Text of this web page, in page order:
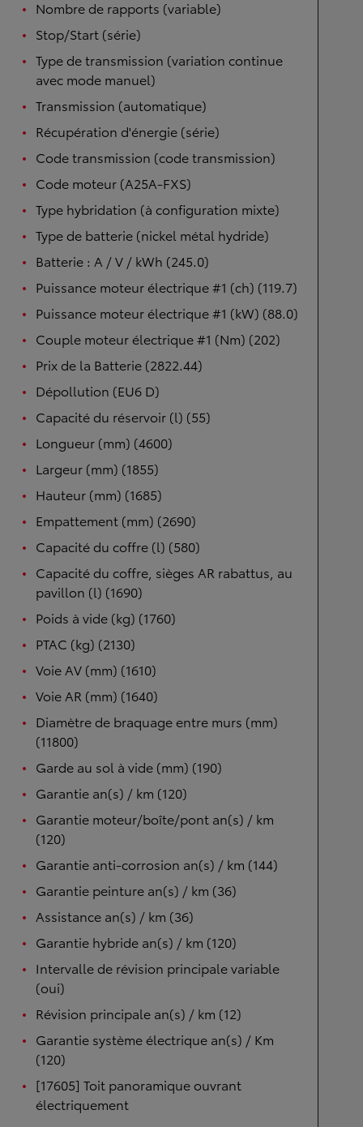
Nombre de rapports (variable)
Stop/Start (série)
Type de transmission (variation continue
avec mode manuel)
Transmission (automatique)
Récupération d'énergie (série)
Code transmission (code transmission)
Code moteur (A25A-FXS)
Type hybridation (à configuration mixte)
Type de batterie (nickel métal hydride)
Batterie : A / V / kWh (245.0)
Puissance moteur électrique #1 (ch) (119.7)
Puissance moteur électrique #1 (kW) (88.0)
Couple moteur électrique #1 (Nm) (202)
Prix de la Batterie (2822.44)
Dépollution (EU6 D)
Capacité du réservoir (l) (55)
Longueur (mm) (4600)
Largeur (mm) (1855)
Hauteur (mm) (1685)
Empattement (mm) (2690)
Capacité du coffre (l) (580)
Capacité du coffre, sièges AR rabattus, au
pavillon (l) (1690)
Poids à vide (kg) (1760)
PTAC (kg) (2130)
Voie AV (mm) (1610)
Voie AR (mm) (1640)
Diamètre de braquage entre murs (mm)
(11800)
Garde au sol à vide (mm) (190)
Garantie an(s) / km (120)
Garantie moteur/boîte/pont an(s) / km
(120)
Garantie anti-corrosion an(s) / km (144)
Garantie peinture an(s) / km (36)
Assistance an(s) / km (36)
Garantie hybride an(s) / km (120)
Intervalle de révision principale variable
(oui)
Révision principale an(s) / km (12)
Garantie système électrique an(s) / Km
(120)
[17605] Toit panoramique ouvrant
électriquement